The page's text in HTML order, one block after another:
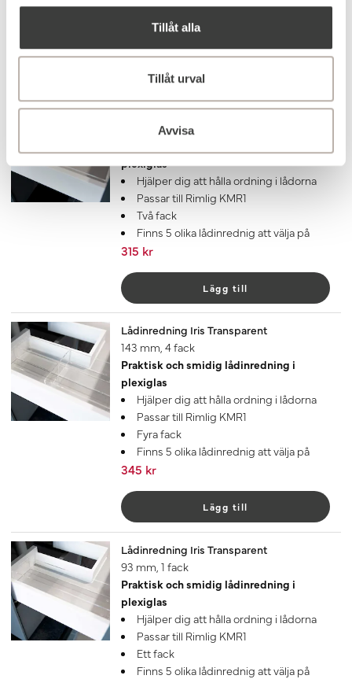
Tillåt alla
Tillåt urval
Avvisa
270 kr
Lådinredning Iris Transparent
143 mm, 2 fack
plexiglas
Hjälper dig att hålla ordning i lådorna
Passar till Rimlig KMR1
Två fack
Finns 5 olika lådinrednig att välja på
315 kr
Lägg till
Lådinredning Iris Transparent
143 mm, 4 fack
Praktisk och smidig lådinredning i
plexiglas
Hjälper dig att hålla ordning i lådorna
Passar till Rimlig KMR1
Fyra fack
Finns 5 olika lådinrednig att välja på
345 kr
Lägg till
Lådinredning Iris Transparent
93 mm, 1 fack
Praktisk och smidig lådinredning i
plexiglas
Hjälper dig att hålla ordning i lådorna
Passar till Rimlig KMR1
Ett fack
Finns 5 olika lådinrednig att välja på